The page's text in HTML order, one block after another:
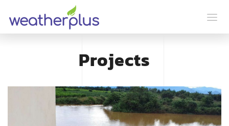
Projects